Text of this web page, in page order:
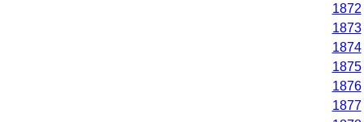
1872
1873
1874
1875
1876
1877